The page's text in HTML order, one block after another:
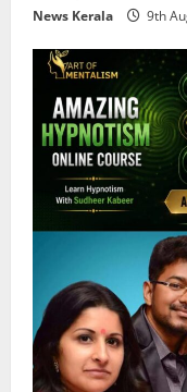
News Kerala 9th